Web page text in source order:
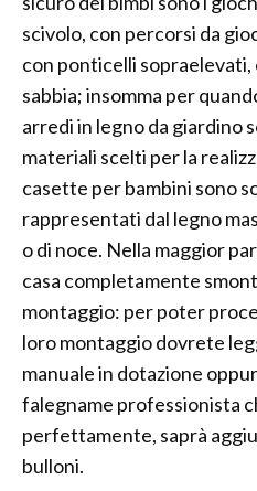
scivolo, con percorsi da
con ponticelli sopraelevati,
sabbia; insomma per
arredi in legno da giardino
materiali scelti per la
casette per bambini sono
rappresentati dal legno
o di noce. Nella maggior
casa completamente
montaggio: per poter
loro montaggio dovrete
manuale in dotazione
falegname professionista
perfettamente, saprà
bulloni.